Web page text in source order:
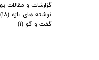
گزارشات و مقالات
نوشته های تازه (۱۸)
گفت و گو (۱)